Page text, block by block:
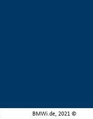
BMWi.de, 2021 ©